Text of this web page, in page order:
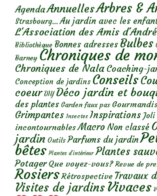
AgendaAnnuellesArbres &
Strasbourg... Au jardin avec les
L'Association des Amis
Bibliothèque Bonnes adresses Bulbes
Barney Chroniques de
Chroniques de Nala Coaching-
Conception de jardins Conseils
coeur DIY Déco jardin et
des plantes Garden faux pas
Grimpantes Insectes Inspirations Joli
incontournables Macro Non classé
jardin Outils Parfums du jardin
bêtes Plantes d’intérieur Plantes
Potager Que voyez-vous? Revue de
Rosiers Rétrospective Travaux
Visites de jardins Vivaces